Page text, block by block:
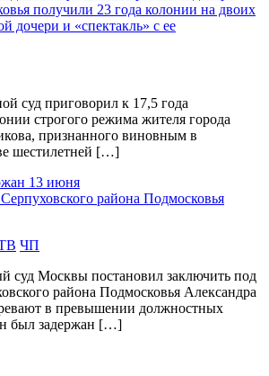
получили 23 года колонии на двоих
дочери и «спектакль» с ее
суд приговорил к 17,5 года
строгого режима жителя города
признанного виновным в
шестилетней […]
района Подмосковья
ЧП
суд Москвы постановил заключить под
района Подмосковья Александра
в превышении должностных
был задержан […]